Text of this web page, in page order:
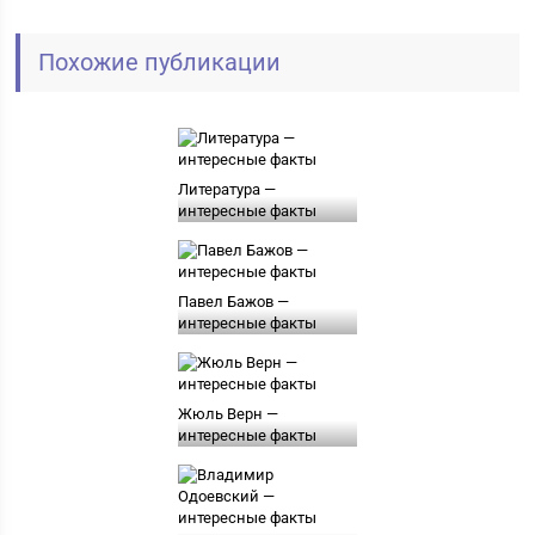
Похожие публикации
Литература —
интересные факты
Павел Бажов —
интересные факты
Жюль Верн —
интересные факты